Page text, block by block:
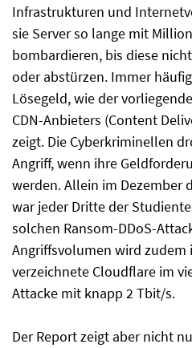
Infrastrukturen und
sie Server so lange mit
bombardieren, bis diese
oder abstürzen. Immer
Lösegeld, wie der
CDN-Anbieters (Content
zeigt. Die Cyberkriminellen
Angriff, wenn ihre
werden. Allein im Dezember
war jeder Dritte der
solchen Ransom-DDoS-
Angriffsvolumen wird zudem
verzeichnete Cloudflare im
Attacke mit knapp 2 Tbit/s.
Der Report zeigt aber nicht